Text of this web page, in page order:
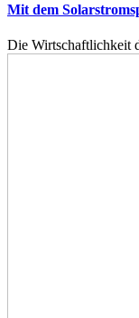
Mit dem
Die Wirtschaftlichkeit